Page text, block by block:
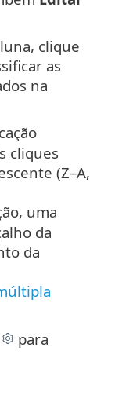
clique
as
na
cliques
(Z–A,
uma
da
da
para